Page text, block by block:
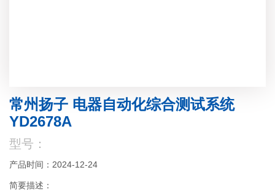
常州扬子 电器自动化综合测试系统
YD2678A
型号：
产品时间：2024-12-24
简要描述：